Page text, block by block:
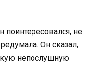
не
Он сказал,
непослушную